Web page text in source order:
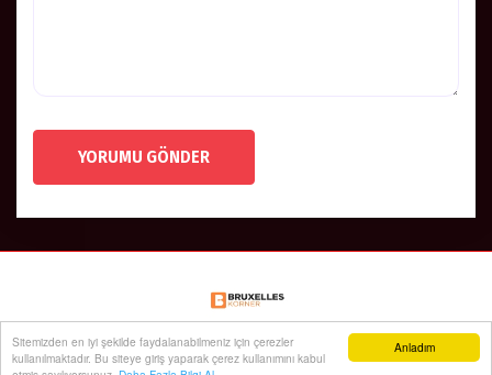
Anladım
Sitemizden en iyi şekilde faydalanabilmeniz için çerezler
kullanılmaktadır. Bu siteye giriş yaparak çerez kullanımını kabul